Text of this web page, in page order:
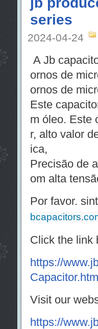
series
2024-04-24
A Jb
ornos de
ornos de
Este
m óleo. Este
r, alto valor
ica,
Precisão de
om alta
Por favor.
Click the link
https://
Visit our
https://